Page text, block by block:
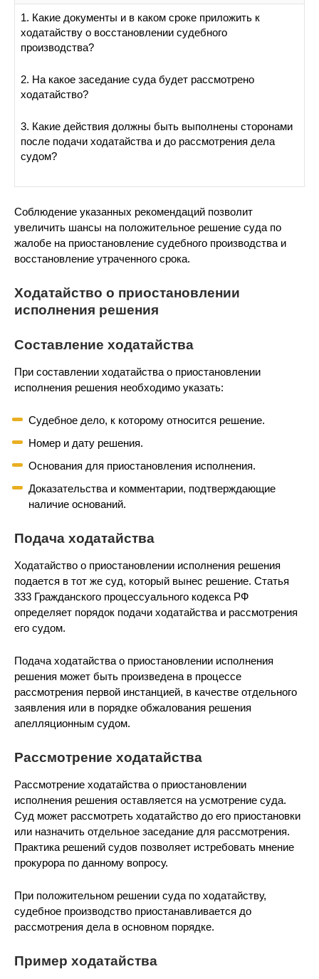
1. Какие документы и в каком сроке приложить к
ходатайству о восстановлении судебного
производства?
2. На какое заседание суда будет рассмотрено
ходатайство?
3. Какие действия должны быть выполнены сторонами
после подачи ходатайства и до рассмотрения дела
судом?
Соблюдение указанных рекомендаций позволит
увеличить шансы на положительное решение суда по
жалобе на приостановление судебного производства и
восстановление утраченного срока.
Ходатайство о приостановлении
исполнения решения
Составление ходатайства
При составлении ходатайства о приостановлении
исполнения решения необходимо указать:
Судебное дело, к которому относится решение.
Номер и дату решения.
Основания для приостановления исполнения.
Доказательства и комментарии, подтверждающие
наличие оснований.
Подача ходатайства
Ходатайство о приостановлении исполнения решения
подается в тот же суд, который вынес решение. Статья
333 Гражданского процессуального кодекса РФ
определяет порядок подачи ходатайства и рассмотрения
его судом.
Подача ходатайства о приостановлении исполнения
решения может быть произведена в процессе
рассмотрения первой инстанцией, в качестве отдельного
заявления или в порядке обжалования решения
апелляционным судом.
Рассмотрение ходатайства
Рассмотрение ходатайства о приостановлении
исполнения решения оставляется на усмотрение суда.
Суд может рассмотреть ходатайство до его приостановки
или назначить отдельное заседание для рассмотрения.
Практика решений судов позволяет истребовать мнение
прокурора по данному вопросу.
При положительном решении суда по ходатайству,
судебное производство приостанавливается до
рассмотрения дела в основном порядке.
Пример ходатайства